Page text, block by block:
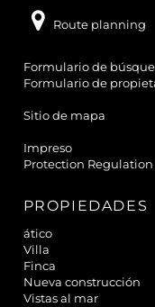
Route planning
Formulario de
Formulario de
Sitio de mapa
Impreso
Protection Regulation
PROPIEDADES
ático
Villa
Finca
Nueva construcción
Vistas al mar